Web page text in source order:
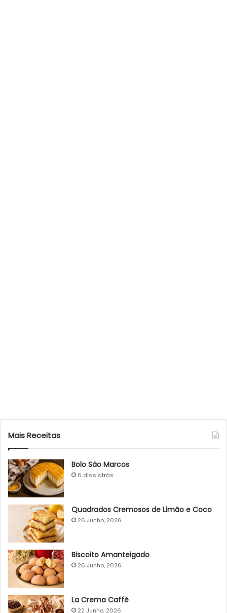
Mais Receitas
Bolo São Marcos
6 dias atrás
Quadrados Cremosos de Limão e Coco
26 Junho, 2026
Biscoito Amanteigado
26 Junho, 2026
La Crema Caffè
22 Junho, 2026